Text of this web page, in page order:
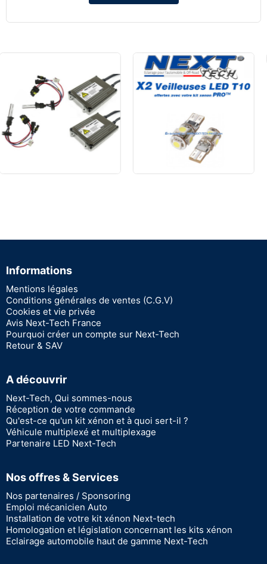
Informations
Mentions légales
Conditions générales de ventes (C.G.V)
Cookies et vie privée
Avis Next-Tech France
Pourquoi créer un compte sur Next-Tech
Retour & SAV
A découvrir
Next-Tech, Qui sommes-nous
Réception de votre commande
Qu'est-ce qu'un kit xénon et à quoi sert-il ?
Véhicule multiplexé et multiplexage
Partenaire LED Next-Tech
Nos offres & Services
Nos partenaires / Sponsoring
Emploi mécanicien Auto
Installation de votre kit xénon Next-tech
Homologation et législation concernant les kits xénon
Eclairage automobile haut de gamme Next-Tech